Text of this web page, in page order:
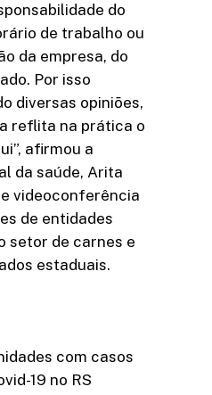
do
de trabalho ou
da empresa, do
Por isso
diversas opiniões,
reflita na prática o
afirmou a
da saúde, Arita
videoconferência
de entidades
setor de carnes e
estaduais.
com casos
19 no RS